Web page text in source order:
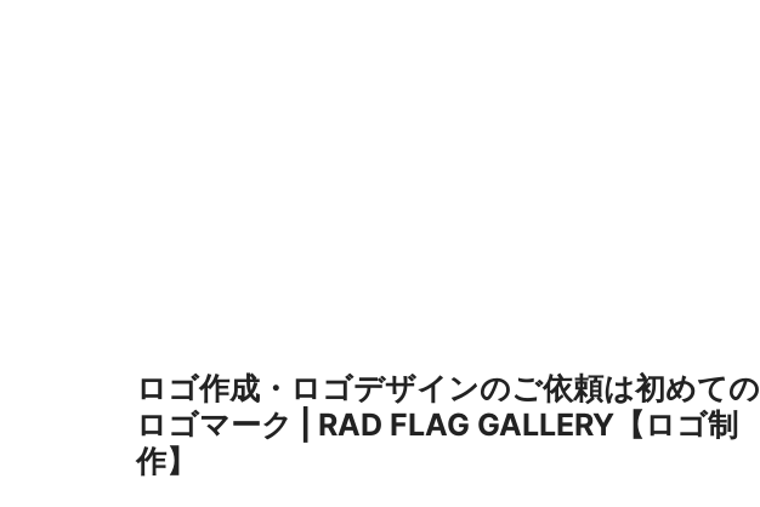
ロゴ作成・ロゴデザインのご依頼は初めての
ロゴマーク | RAD FLAG GALLERY【ロゴ制
作】